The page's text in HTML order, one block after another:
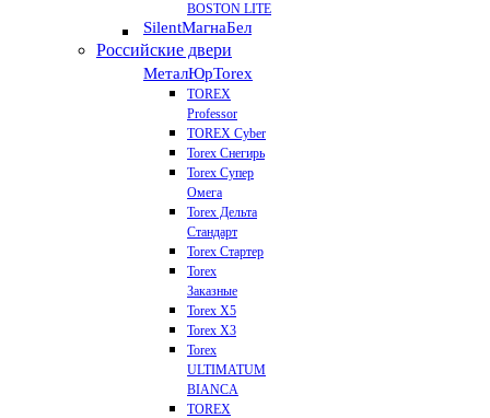
BOSTON LITE
SilentМагнаБел
Российские двери
МеталЮрTorex
TOREX
Professor
TOREX Cyber
Torex Снегирь
Torex Супер
Омега
Torex Дельта
Стандарт
Torex Стартер
Torex
Заказные
Torex Х5
Torex Х3
Torex
ULTIMATUM
BIANCA
TOREX